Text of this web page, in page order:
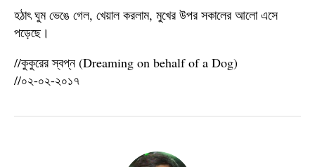
হঠাৎ ঘুম ভেঙে গেল, খেয়াল করলাম, মুখের উপর সকালের আলো এসে
পড়েছে।
//কুকুরের স্বপ্ন (Dreaming on behalf of a Dog)
//০২-০২-২০১৭